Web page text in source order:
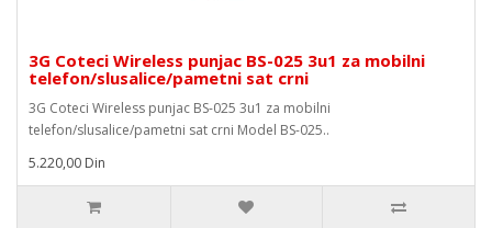
3G Coteci Wireless punjac BS-025 3u1 za mobilni
telefon/slusalice/pametni sat crni
3G Coteci Wireless punjac BS-025 3u1 za mobilni
telefon/slusalice/pametni sat crni Model BS-025..
5.220,00 Din